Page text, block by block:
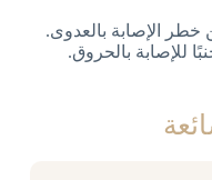
خطر الإصابة بالعدوى.
للإصابة بالحروق.